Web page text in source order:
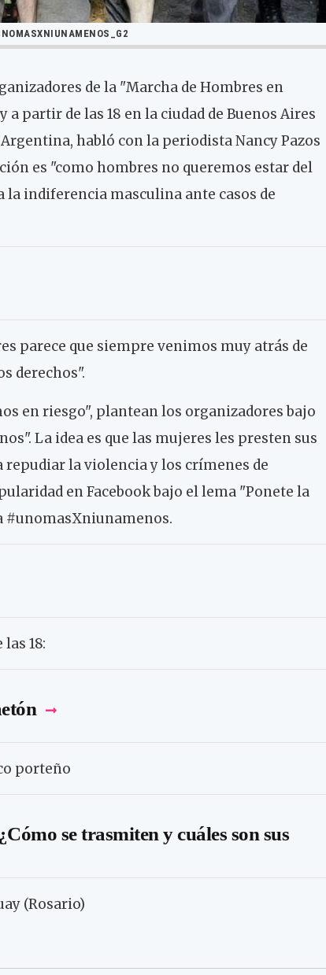
de la "Marcha de Hombres en
partir de las 18 en la ciudad de Buenos Aires
habló con la periodista Nancy Pazos
es "como hombres no queremos estar del
la indiferencia masculina ante casos de
parece que siempre venimos muy atrás de
derechos".
en riesgo", plantean los organizadores bajo
La idea es que las mujeres les presten sus
la violencia y los crímenes de
en Facebook bajo el lema "Ponete la
#unomasXniunamenos.
18:
porteño
se trasmiten y cuáles son sus
(Rosario)